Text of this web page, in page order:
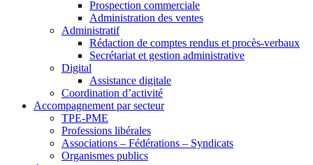
Prospection commerciale
Administration des ventes
Administratif
Rédaction de comptes rendus et procès-verbaux
Secrétariat et gestion administrative
Digital
Assistance digitale
Coordination d’activité
Accompagnement par secteur
TPE-PME
Professions libérales
Associations – Fédérations – Syndicats
Organismes publics